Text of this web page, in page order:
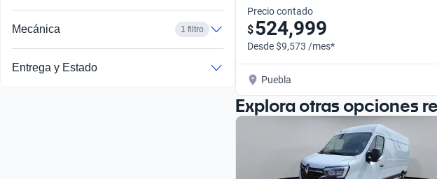
Mecánica 1 filtro
Entrega y Estado
Precio contado
$524,999
Desde $9,573 /mes*
Puebla
Explora otras opciones